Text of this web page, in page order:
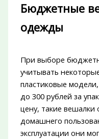
Бюджетные
одежды
При выборе
учитывать
пластиковые
до 300 рублей за
цену, такие
домашнего
эксплуатации они